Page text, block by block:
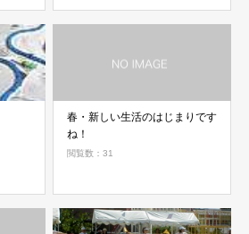
春・新しい生活のはじまりです
ね！
閲覧数：31